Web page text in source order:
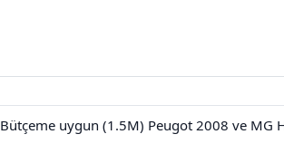
uygun (1.5M) Peugot 2008 ve MG